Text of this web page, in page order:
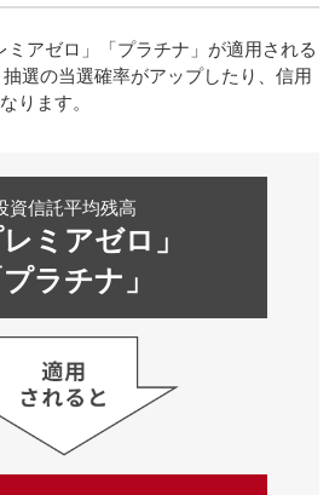
アゼロ」「プラチナ」が適用される
選の当選確率がアップしたり、信用
ります。
資信託平均残高
レミアゼロ」
プラチナ」